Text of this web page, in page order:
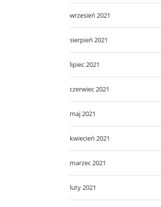
wrzesień 2021
sierpień 2021
lipiec 2021
czerwiec 2021
maj 2021
kwiecień 2021
marzec 2021
luty 2021